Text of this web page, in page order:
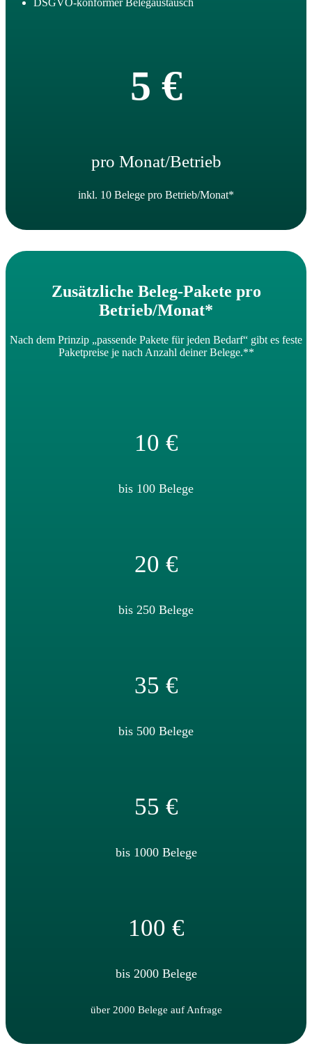
DSGVO-konformer Belegaustausch
5 €
pro Monat/Betrieb
inkl. 10 Belege pro Betrieb/Monat*
Zusätzliche Beleg-Pakete pro
Betrieb/Monat*
Nach dem Prinzip „passende Pakete für jeden Bedarf“ gibt es feste
Paketpreise je nach Anzahl deiner Belege.**
10 €
bis 100 Belege
20 €
bis 250 Belege
35 €
bis 500 Belege
55 €
bis 1000 Belege
100 €
bis 2000 Belege
über 2000 Belege auf Anfrage